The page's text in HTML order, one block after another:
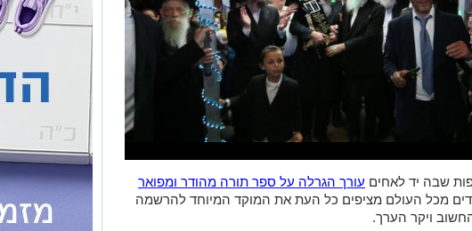
עורך הגרלה על ספר תורה מהודר ומפואר
מכל העולם מציפים כל העת את המוקד המיוחד להרשמה
ויקר הערך.